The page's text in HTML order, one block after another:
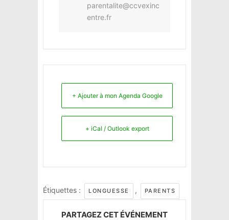
parentalite@ccvexinc
entre.fr
+ Ajouter à mon Agenda Google
+ iCal / Outlook export
Étiquettes : LONGUESSE , PARENTS
PARTAGEZ CET ÉVÉNEMENT